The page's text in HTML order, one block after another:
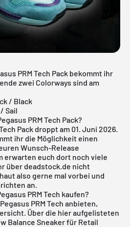
PRM Tech Pack bekommt ihr
zwei Colorways sind am
/ Black
Sail
PRM Tech Pack?
Pack droppt am 01. Juni 2026.
ihr die Möglichkeit einen
Wunsch-Release
erwarten euch dort noch viele
über deadstock.de nicht
also gerne mal vorbei und
an.
PRM Tech kaufen?
PRM Tech anbieten,
Über die hier aufgelisteten
Balance Sneaker für Retail